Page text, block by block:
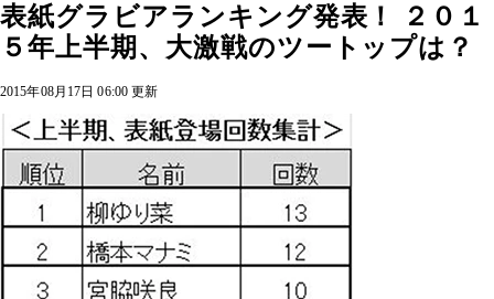
表紙グラビアランキング発表！ ２０１
５年上半期、大激戦のツートップは？
2015年08月17日 06:00 更新